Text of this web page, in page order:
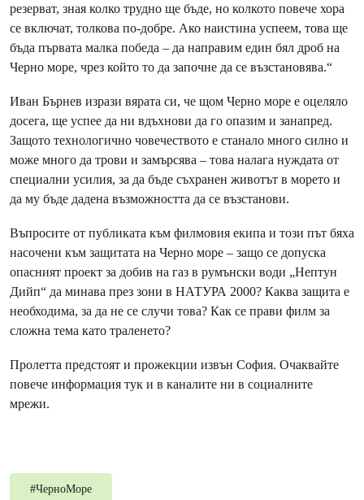
резерват, зная колко трудно ще бъде, но колкото повече хора
се включат, толкова по-добре. Ако наистина успеем, това ще
бъда първата малка победа – да направим един бял дроб на
Черно море, чрез който то да започне да се възстановява.“
Иван Бърнев изрази вярата си, че щом Черно море е оцеляло
досега, ще успее да ни вдъхнови да го опазим и занапред.
Защото технологично човечеството е станало много силно и
може много да трови и замърсява – това налага нуждата от
специални усилия, за да бъде съхранен животът в морето и
да му бъде дадена възможността да се възстанови.
Въпросите от публиката към филмовия екипа и този път бяха
насочени към защитата на Черно море – защо се допуска
опасният проект за добив на газ в румънски води „Нептун
Дийп“ да минава през зони в НАТУРА 2000? Каква защита е
необходима, за да не се случи това? Как се прави филм за
сложна тема като траленето?
Пролетта предстоят и прожекции извън София. Очаквайте
повече информация тук и в каналите ни в социалните
мрежи.
#ЧерноМоре